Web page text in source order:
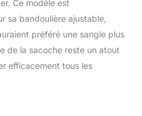
Ce modèle est
sa bandoulière ajustable,
préféré une sangle plus
de la sacoche reste un atout
efficacement tous les